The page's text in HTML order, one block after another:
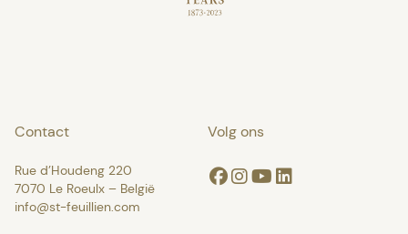
Contact
Rue d’Houdeng 220
7070 Le Roeulx – België
info@st-feuillien.com
Volg ons
Facebook
Instagram
YoutubeLinkedin